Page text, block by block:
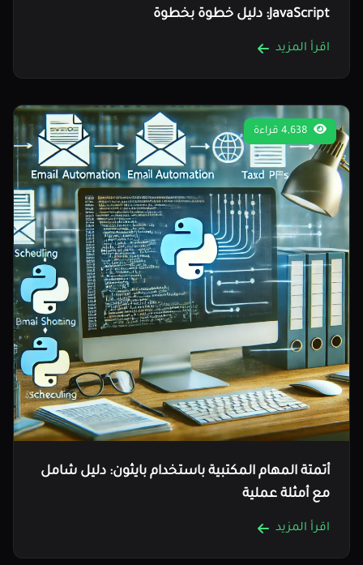
JavaScript: دليل خطوة بخطوة
اقرأ المزيد
أتمتة المهام المكتبية باستخدام بايثون: دليل شامل
مع أمثلة عملية
اقرأ المزيد